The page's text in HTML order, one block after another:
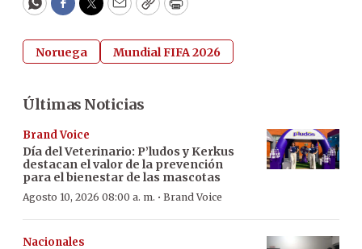
WhatsApp
Facebook
Twitter
EmailCopyPrint
Noruega Mundial FIFA 2026
Últimas Noticias
Brand Voice
Día del Veterinario: P’ludos y Kerkus
destacan el valor de la prevención
para el bienestar de las mascotas
Agosto 10, 2026 08:00 a. m. · Brand Voice
Nacionales